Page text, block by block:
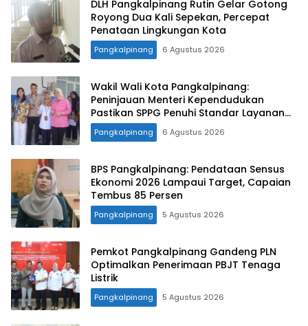
DLH Pangkalpinang Rutin Gelar Gotong
Royong Dua Kali Sepekan, Percepat
Penataan Lingkungan Kota
Pangkalpinang 6 Agustus 2026
Wakil Wali Kota Pangkalpinang:
Peninjauan Menteri Kependudukan
Pastikan SPPG Penuhi Standar Layanan
MBG
Pangkalpinang 6 Agustus 2026
BPS Pangkalpinang: Pendataan Sensus
Ekonomi 2026 Lampaui Target, Capaian
Tembus 85 Persen
Pangkalpinang 5 Agustus 2026
Pemkot Pangkalpinang Gandeng PLN
Optimalkan Penerimaan PBJT Tenaga
Listrik
Pangkalpinang 5 Agustus 2026